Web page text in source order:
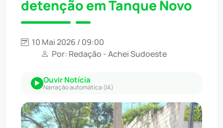
detenção em Tanque Novo
10 Mai 2026 / 09:00
Por: Redação - Achei Sudoeste
Ouvir Notícia
Narração automática (IA)